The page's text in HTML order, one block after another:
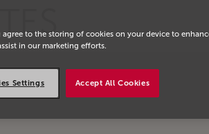
agree to the storing of cookies on your device to
in our marketing efforts.
Accept All Cookies
Settings